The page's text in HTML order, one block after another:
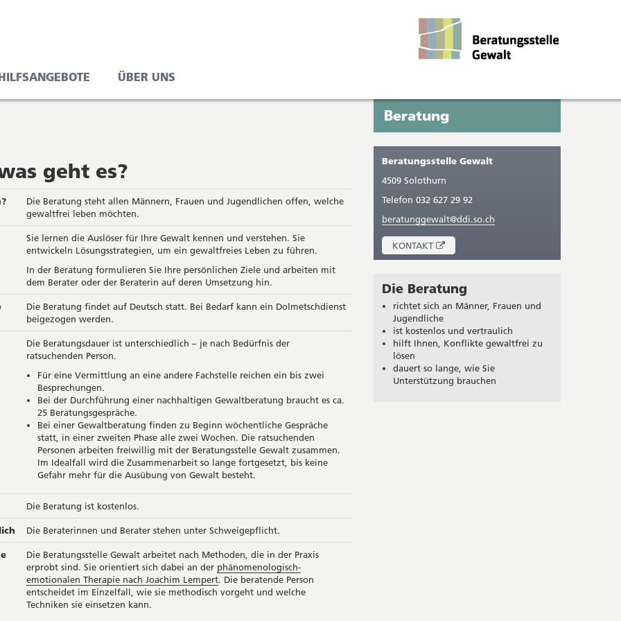
ÜBER UNS
geht es?
Die Beratung steht allen Männern, Frauen und Jugendlichen offen, welche
gewaltfrei leben möchten.
Sie lernen die Auslöser für Ihre Gewalt kennen und verstehen. Sie
entwickeln Lösungsstrategien, um ein gewaltfreies Leben zu führen.
In der Beratung formulieren Sie Ihre persönlichen Ziele und arbeiten mit
dem Berater oder der Beraterin auf deren Umsetzung hin.
Die Beratung findet auf Deutsch statt. Bei Bedarf kann ein Dolmetschdienst
beigezogen werden.
Die Beratungsdauer ist unterschiedlich – je nach Bedürfnis der
ratsuchenden Person.
Für eine Vermittlung an eine andere Fachstelle reichen ein bis zwei
Besprechungen.
Bei der Durchführung einer nachhaltigen Gewaltberatung braucht es ca.
25 Beratungsgespräche.
Bei einer Gewaltberatung finden zu Beginn wöchentliche Gespräche
statt, in einer zweiten Phase alle zwei Wochen. Die ratsuchenden
Personen arbeiten freiwillig mit der Beratungsstelle Gewalt zusammen.
Im Idealfall wird die Zusammenarbeit so lange fortgesetzt, bis keine
Gefahr mehr für die Ausübung von Gewalt besteht.
Die Beratung ist kostenlos.
Die Beraterinnen und Berater stehen unter Schweigepflicht.
Die Beratungsstelle Gewalt arbeitet nach Methoden, die in der Praxis
erprobt sind. Sie orientiert sich dabei an der phänomenologisch-
emotionalen Therapie nach Joachim Lempert. Die beratende Person
entscheidet im Einzelfall, wie sie methodisch vorgeht und welche
Techniken sie einsetzen kann.
Sie
befinden
sich
gerade
in:
Beratung
Seitenleiste
Beratungsstelle Gewalt
4509 Solothurn
Telefon 032 627 29 92
beratunggewalt@ddi.so.ch
KONTAKT
ÖFFNET
IN
Die Beratung
richtet sich an Männer, Frauen und
Jugendliche
ist kostenlos und vertraulich
hilft Ihnen, Konflikte gewaltfrei zu
lösen
dauert so lange, wie Sie
Unterstützung brauchen